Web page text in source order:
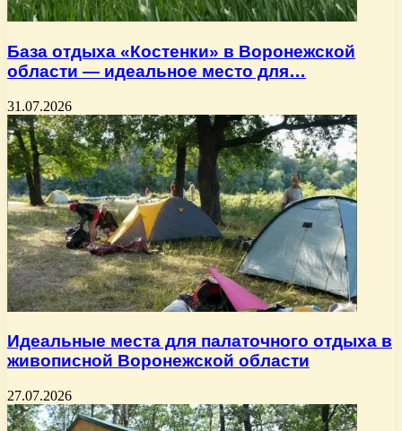
База отдыха «Костенки» в Воронежской
области — идеальное место для…
31.07.2026
Идеальные места для палаточного отдыха в
живописной Воронежской области
27.07.2026